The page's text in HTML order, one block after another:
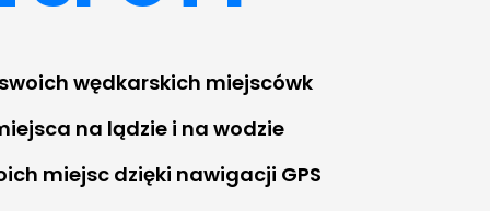
wędkarskich miejscówk
na lądzie i na wodzie
miejsc dzięki nawigacji GPS